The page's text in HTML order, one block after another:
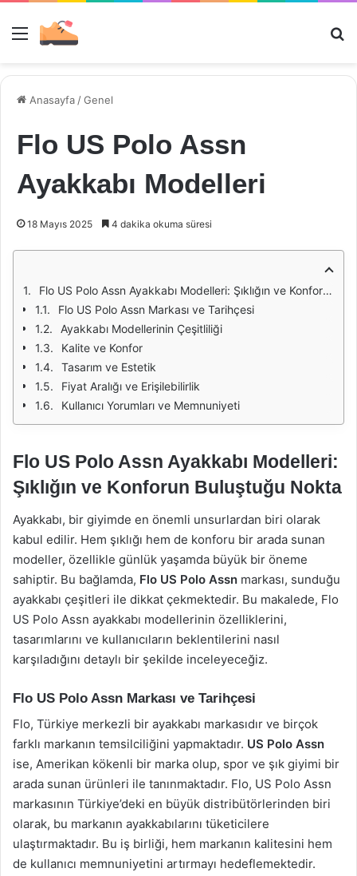
Menü
Anasayfa /Genel
Flo US Polo Assn
Ayakkabı Modelleri
18 Mayıs 2025 4 dakika okuma süresi
Flo US Polo Assn Ayakkabı Modelleri: Şıklığın ve Konforun Buluştuğu Nokta
Flo US Polo Assn Markası ve Tarihçesi
Ayakkabı Modellerinin Çeşitliliği
Kalite ve Konfor
Tasarım ve Estetik
Fiyat Aralığı ve Erişilebilirlik
Kullanıcı Yorumları ve Memnuniyeti
Flo US Polo Assn Ayakkabı Modelleri:
Şıklığın ve Konforun Buluştuğu Nokta
Ayakkabı, bir giyimde en önemli unsurlardan biri olarak
kabul edilir. Hem şıklığı hem de konforu bir arada sunan
modeller, özellikle günlük yaşamda büyük bir öneme
sahiptir. Bu bağlamda, Flo US Polo Assn markası, sunduğu
ayakkabı çeşitleri ile dikkat çekmektedir. Bu makalede, Flo
US Polo Assn ayakkabı modellerinin özelliklerini,
tasarımlarını ve kullanıcıların beklentilerini nasıl
karşıladığını detaylı bir şekilde inceleyeceğiz.
Flo US Polo Assn Markası ve Tarihçesi
Flo, Türkiye merkezli bir ayakkabı markasıdır ve birçok
farklı markanın temsilciliğini yapmaktadır. US Polo Assn
ise, Amerikan kökenli bir marka olup, spor ve şık giyimi bir
arada sunan ürünleri ile tanınmaktadır. Flo, US Polo Assn
markasının Türkiye’deki en büyük distribütörlerinden biri
olarak, bu markanın ayakkabılarını tüketicilere
ulaştırmaktadır. Bu iş birliği, hem markanın kalitesini hem
de kullanıcı memnuniyetini artırmayı hedeflemektedir.